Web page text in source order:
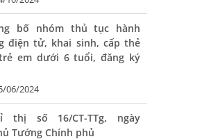
điện tử, khai sinh, cấp thẻ
em dưới 6 tuổi, đăng ký
06/2024
thị số 16/CT-TTg, ngày
Tướng Chính phủ
06/2024